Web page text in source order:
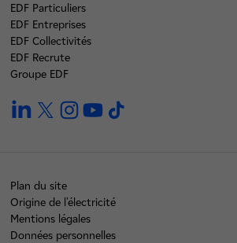
EDF Particuliers
EDF Entreprises
EDF Collectivités
EDF Recrute
Groupe EDF
linkedintwitterinstagramyoutube
Plan du site
Origine de l'électricité
Mentions légales
Données personnelles